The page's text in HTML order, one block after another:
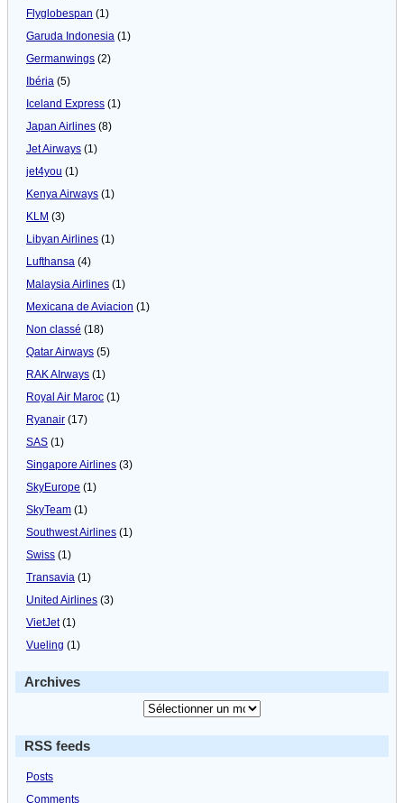
Flyglobespan (1)
Garuda Indonesia (1)
Germanwings (2)
Ibéria (5)
Iceland Express (1)
Japan Airlines (8)
Jet Airways (1)
jet4you (1)
Kenya Airways (1)
KLM (3)
Libyan Airlines (1)
Lufthansa (4)
Malaysia Airlines (1)
Mexicana de Aviacion (1)
Non classé (18)
Qatar Airways (5)
RAK AIrways (1)
Royal Air Maroc (1)
Ryanair (17)
SAS (1)
Singapore Airlines (3)
SkyEurope (1)
SkyTeam (1)
Southwest Airlines (1)
Swiss (1)
Transavia (1)
United Airlines (3)
VietJet(1)
Vueling (1)
Archives
RSS feeds
Posts
Comments